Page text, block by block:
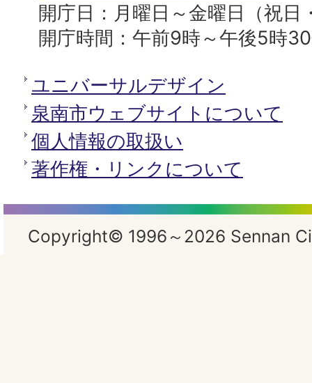
開庁日：月曜日～金曜日（祝日
開庁時間：午前9時～午後5時
ユニバーサルデザイン
泉南市ウェブサイトについて
個人情報の取扱い
著作権・リンクについて
Copyright© 1996～2026 Sennan